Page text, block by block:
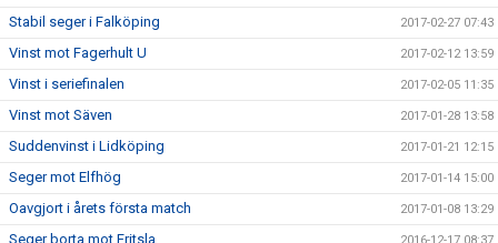
Stabil seger i Falköping 2017-02-27 07:43
Vinst mot Fagerhult U 2017-02-12 13:59
Vinst i seriefinalen 2017-02-05 11:35
Vinst mot Säven 2017-01-28 13:58
Suddenvinst i Lidköping 2017-01-21 12:15
Seger mot Elfhög 2017-01-14 15:00
Oavgjort i årets första match 2017-01-08 13:29
Seger borta mot Fritsla